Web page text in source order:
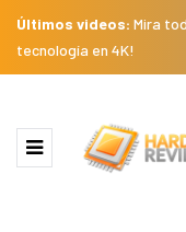
Últimos videos: Mira
tecnología en 4K!